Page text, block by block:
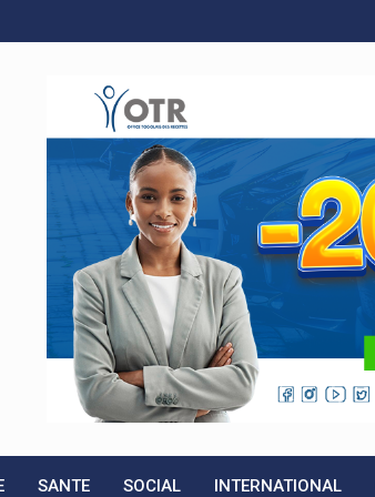
SANTE SOCIAL INTERNATIONAL